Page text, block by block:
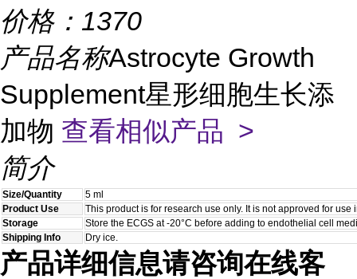
价格： 1370
产品名称Astrocyte Growth
Supplement星形细胞生长添
加物 查看相似产品 >
简介
Size/Quantity
5 ml
Product Use
This product is for research use only. It is not approved for
Storage
Store the ECGS at -20°C before adding to endothelial cell
Shipping Info
Dry ice.
产品详细信息请咨询在线客